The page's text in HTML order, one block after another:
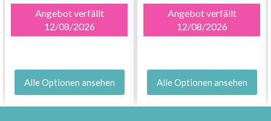
Angebot verfällt
12/08/2026
Alle Optionen ansehen
Angebot verfällt
12/08/2026
Alle Optionen ansehen